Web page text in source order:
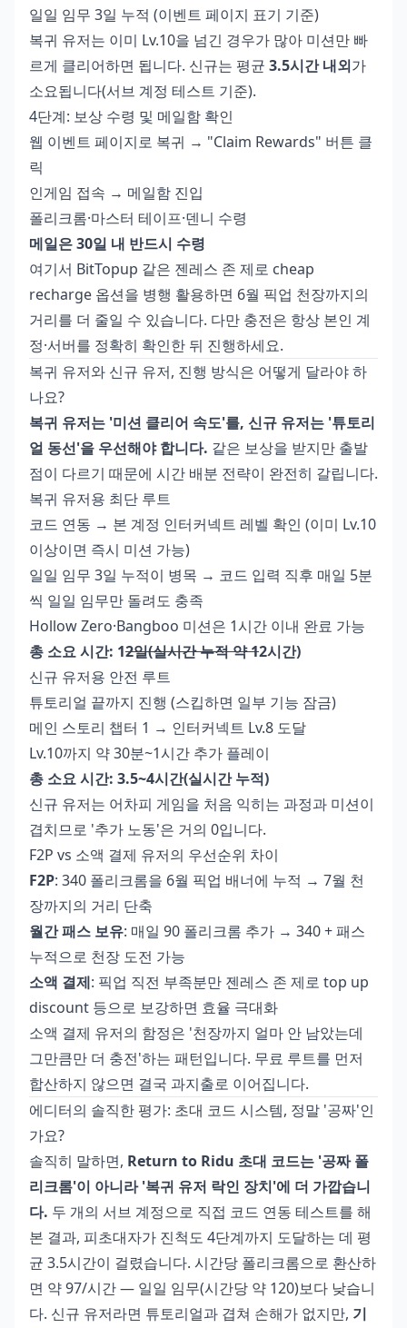
일일 임무 3일 누적 (이벤트 페이지 표기 기준)
복귀 유저는 이미 Lv.10을 넘긴 경우가 많아 미션만 빠
르게 클리어하면 됩니다. 신규는 평균 3.5시간 내외가
소요됩니다(서브 계정 테스트 기준).
4단계: 보상 수령 및 메일함 확인
웹 이벤트 페이지로 복귀 → "Claim Rewards" 버튼 클
릭
인게임 접속 → 메일함 진입
폴리크롬·마스터 테이프·덴니 수령
메일은 30일 내 반드시 수령
여기서 BitTopup 같은 젠레스 존 제로 cheap
recharge 옵션을 병행 활용하면 6월 픽업 천장까지의
거리를 더 줄일 수 있습니다. 다만 충전은 항상 본인 계
정·서버를 정확히 확인한 뒤 진행하세요.
복귀 유저와 신규 유저, 진행 방식은 어떻게 달라야 하
나요?
복귀 유저는 '미션 클리어 속도'를, 신규 유저는 '튜토리
얼 동선'을 우선해야 합니다. 같은 보상을 받지만 출발
점이 다르기 때문에 시간 배분 전략이 완전히 갈립니다.
복귀 유저용 최단 루트
코드 연동 → 본 계정 인터커넥트 레벨 확인 (이미 Lv.10
이상이면 즉시 미션 가능)
일일 임무 3일 누적이 병목 → 코드 입력 직후 매일 5분
씩 일일 임무만 돌려도 충족
Hollow Zero·Bangboo 미션은 1시간 이내 완료 가능
총 소요 시간: 12일(실시간 누적 약 12시간)
신규 유저용 안전 루트
튜토리얼 끝까지 진행 (스킵하면 일부 기능 잠금)
메인 스토리 챕터 1 → 인터커넥트 Lv.8 도달
Lv.10까지 약 30분~1시간 추가 플레이
총 소요 시간: 3.5~4시간(실시간 누적)
신규 유저는 어차피 게임을 처음 익히는 과정과 미션이
겹치므로 '추가 노동'은 거의 0입니다.
F2P vs 소액 결제 유저의 우선순위 차이
F2P: 340 폴리크롬을 6월 픽업 배너에 누적 → 7월 천
장까지의 거리 단축
월간 패스 보유: 매일 90 폴리크롬 추가 → 340 + 패스
누적으로 천장 도전 가능
소액 결제: 픽업 직전 부족분만 젠레스 존 제로 top up
discount 등으로 보강하면 효율 극대화
소액 결제 유저의 함정은 '천장까지 얼마 안 남았는데
그만큼만 더 충전'하는 패턴입니다. 무료 루트를 먼저
합산하지 않으면 결국 과지출로 이어집니다.
에디터의 솔직한 평가: 초대 코드 시스템, 정말 '공짜'인
가요?
솔직히 말하면, Return to Ridu 초대 코드는 '공짜 폴
리크롬'이 아니라 '복귀 유저 락인 장치'에 더 가깝습니
다. 두 개의 서브 계정으로 직접 코드 연동 테스트를 해
본 결과, 피초대자가 진척도 4단계까지 도달하는 데 평
균 3.5시간이 걸렸습니다. 시간당 폴리크롬으로 환산하
면 약 97/시간 — 일일 임무(시간당 약 120)보다 낮습니
다. 신규 유저라면 튜토리얼과 겹쳐 손해가 없지만, 기